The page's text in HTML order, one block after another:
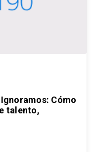
Cómo
talento,